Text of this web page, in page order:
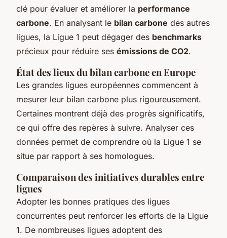
clé pour évaluer et améliorer la performance
carbone. En analysant le bilan carbone des autres
ligues, la Ligue 1 peut dégager des benchmarks
précieux pour réduire ses émissions de CO2.
État des lieux du bilan carbone en Europe
Les grandes ligues européennes commencent à
mesurer leur bilan carbone plus rigoureusement.
Certaines montrent déjà des progrès significatifs,
ce qui offre des repères à suivre. Analyser ces
données permet de comprendre où la Ligue 1 se
situe par rapport à ses homologues.
Comparaison des initiatives durables entre
ligues
Adopter les bonnes pratiques des ligues
concurrentes peut renforcer les efforts de la Ligue
1. De nombreuses ligues adoptent des